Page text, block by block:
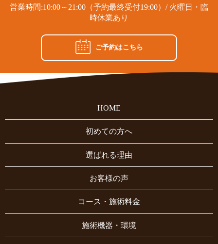
営業時間:10:00～21:00（予約最終受付19:00）/ 火曜日・臨
時休業あり
ご予約はこちら
HOME
初めての方へ
選ばれる理由
お客様の声
コース・施術料金
施術機器・環境